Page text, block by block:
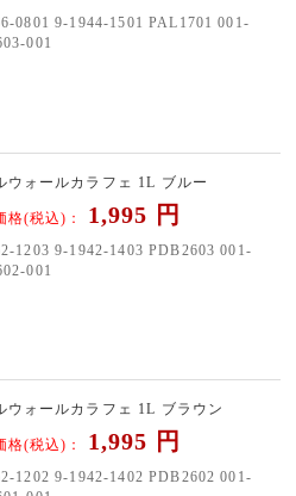
0801 9-1944-1501 PAL1701 001-
001
ウォールカラフェ 1L ブルー
格(税込)： 1,995 円
1203 9-1942-1403 PDB2603 001-
001
ウォールカラフェ 1L ブラウン
格(税込)： 1,995 円
1202 9-1942-1402 PDB2602 001-